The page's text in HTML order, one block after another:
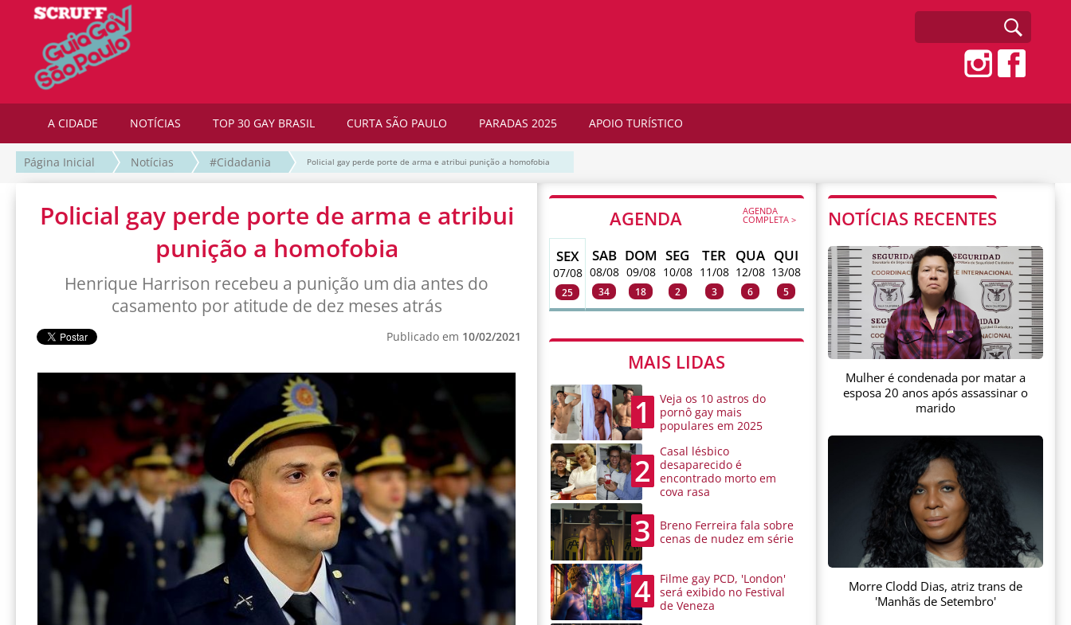
A CIDADE NOTÍCIAS TOP 30 GAY BRASIL CURTA SÃO PAULO PARADAS 2025 APOIO TURÍSTICO
Página Inicial Notícias #Cidadania Policial gay perde porte de arma e atribui punição a homofobia
Policial gay perde porte de arma e atribui
punição a homofobia
Henrique Harrison recebeu a punição um dia antes do
casamento por atitude de dez meses atrás
Publicado em 10/02/2021
AGENDA AGENDA
COMPLETA >
SEX
07/08
25
SAB
08/08
34
DOM
09/08
18
SEG
10/08
2
TER
11/08
3
QUA
12/08
6
QUI
13/08
5
MAIS LIDAS
1
Veja os 10 astros do
pornô gay mais
populares em 2025
2
Casal lésbico
desaparecido é
encontrado morto em
cova rasa
3
Breno Ferreira fala sobre
cenas de nudez em série
4
Filme gay PCD, 'London'
será exibido no Festival
de Veneza
NOTÍCIAS RECENTES
Mulher é condenada por matar a
esposa 20 anos após assassinar o
marido
Morre Clodd Dias, atriz trans de
'Manhãs de Setembro'